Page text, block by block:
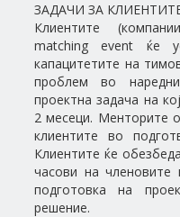
ЗАДАЧИ ЗА
Клиентите
matching event ќе
капацитетите на
проблем во
проектна задача на
2 месеци. Менторите
клиентите во
Клиентите ќе
часови на
подготовка на
решение.